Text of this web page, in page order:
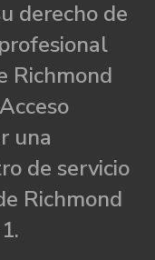
derecho de
Richmond
una
de servicio
Richmond